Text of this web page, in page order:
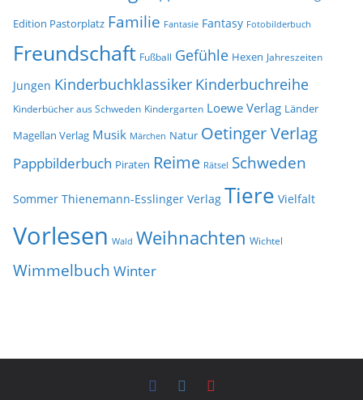
Edition Pastorplatz Familie Fantasie Fantasy Fotobilderbuch
Freundschaft Fußball Gefühle Hexen Jahreszeiten
Jungen Kinderbuchklassiker Kinderbuchreihe
Kinderbücher aus Schweden Kindergarten Loewe Verlag Länder
Magellan Verlag Musik Märchen Natur Oetinger Verlag
Pappbilderbuch Piraten Reime Rätsel Schweden
Sommer Thienemann-Esslinger Verlag Tiere Vielfalt
Vorlesen Wald Weihnachten Wichtel
Wimmelbuch Winter